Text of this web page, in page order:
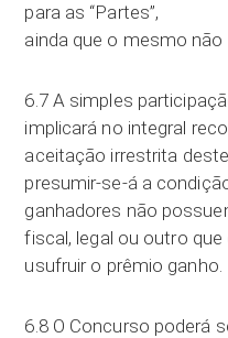
para as “Partes”,
ainda que o mesmo
6.7 A simples
implicará no integral
aceitação irrestrita
presumir-se-á a
ganhadores não
fiscal, legal ou outro
usufruir o prêmio ganho.
6.8 O Concurso poderá